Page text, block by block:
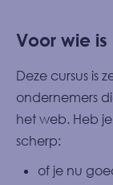
Voor wie is
Deze cursus is
ondernemers
het web. Heb
scherp:
of je nu